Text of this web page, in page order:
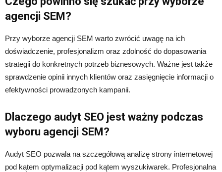
agencji SEM?
Przy wyborze agencji SEM warto zwrócić uwagę na ich
doświadczenie, profesjonalizm oraz zdolność do dopasowania
strategii do konkretnych potrzeb biznesowych. Ważne jest także
sprawdzenie opinii innych klientów oraz zasięgnięcie informacji o
efektywności prowadzonych kampanii.
Dlaczego audyt SEO jest ważny podczas
wyboru agencji SEM?
Audyt SEO pozwala na szczegółową analizę strony internetowej
pod kątem optymalizacji pod kątem wyszukiwarek. Profesjonalna